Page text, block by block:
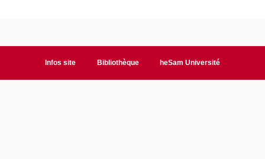
Infos site Bibliothèque heSam Université